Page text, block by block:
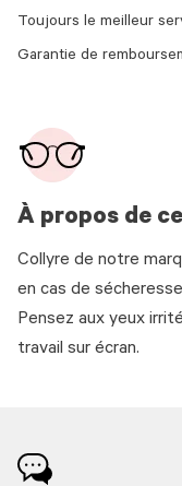
À propos de
Collyre de notre
en cas de
Pensez aux yeux
travail sur écran.
Toujours le meilleur
Garantie de